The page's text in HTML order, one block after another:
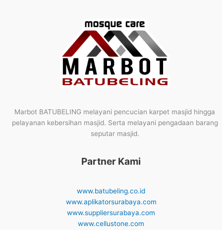
Marbot BATUBELING melayani pencucian karpet masjid hingga
pelayanan kebersihan masjid. Serta melayani pengadaan barang
seputar masjid.
Partner Kami
www.batubeling.co.id
www.aplikatorsurabaya.com
www.suppliersurabaya.com
www.cellustone.com